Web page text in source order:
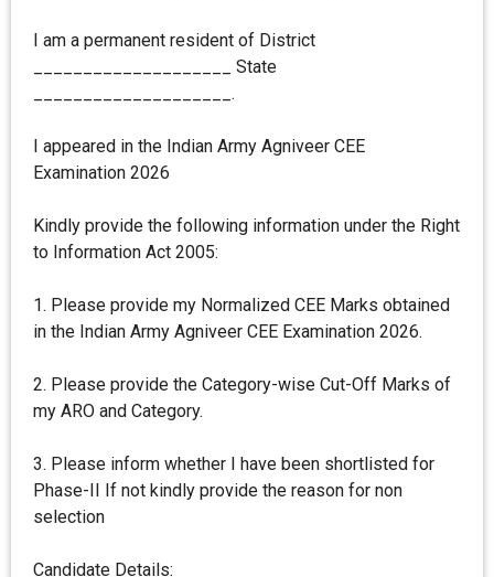
I am a permanent resident of District
____________________ State
____________________.
I appeared in the Indian Army Agniveer CEE
Examination 2026
Kindly provide the following information under the Right
to Information Act 2005:
1. Please provide my Normalized CEE Marks obtained
in the Indian Army Agniveer CEE Examination 2026.
2. Please provide the Category-wise Cut-Off Marks of
my ARO and Category.
3. Please inform whether I have been shortlisted for
Phase-II If not kindly provide the reason for non
selection
Candidate Details: